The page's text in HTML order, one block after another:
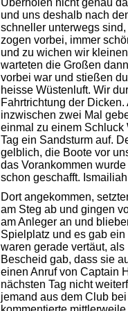
Überholen nicht genau
und uns deshalb nach
schneller unterwegs
zogen vorbei, immer
und zu wichen wir
warteten die Großen
vorbei war und stießen
heisse Wüstenluft. Wir
Fahrtrichtung der
inzwischen zwei Mal
einmal zu einem Schluck
Tag ein Sandsturm auf.
gelblich, die Boote vor
das Vorankommen
schon geschafft.
Dort angekommen,
am Steg ab und gingen
am Anleger an und
Spielplatz und es gab
waren gerade vertäut,
Bescheid gab, dass sie
einen Anruf von Captain
nächsten Tag nicht
jemand aus dem Club